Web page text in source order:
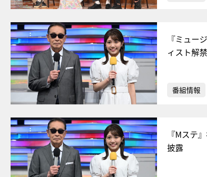
『ミュー
ィスト解禁
番組情報
『Mステ
披露